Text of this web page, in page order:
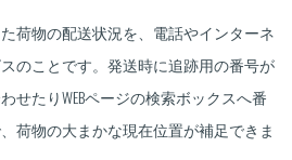
荷物の配送状況を、電話やインターネ
のことです。発送時に追跡用の番号が
せたりWEBページの検索ボックスへ番
荷物の大まかな現在位置が補足できま